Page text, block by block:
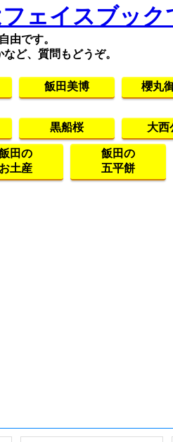
ェイスブック
由です。
ど、質問もどうぞ。
飯田美博 櫻丸
黒船桜 大西
田の
お土産
飯田の
五平餅